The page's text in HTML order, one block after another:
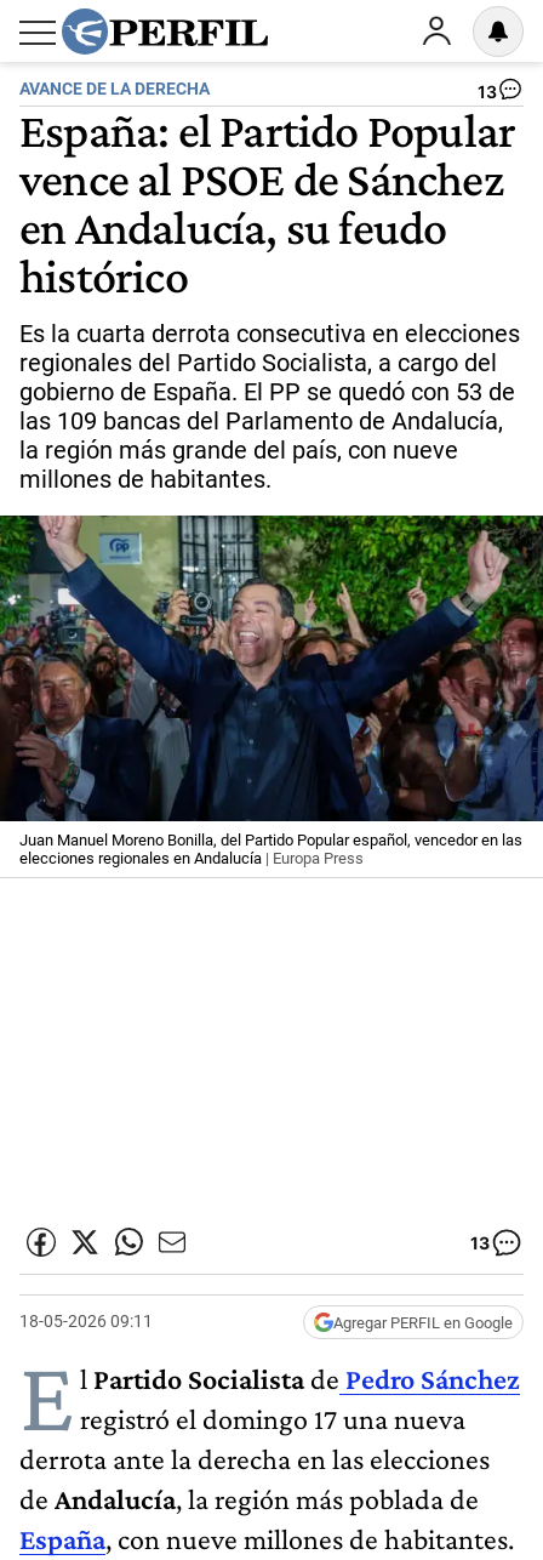
AVANCE DE LA DERECHA 13
España: el Partido Popular
vence al PSOE de Sánchez
en Andalucía, su feudo
histórico
Es la cuarta derrota consecutiva en elecciones
regionales del Partido Socialista, a cargo del
gobierno de España. El PP se quedó con 53 de
las 109 bancas del Parlamento de Andalucía,
la región más grande del país, con nueve
millones de habitantes.
Juan Manuel Moreno Bonilla, del Partido Popular español, vencedor en las
elecciones regionales en Andalucía | Europa Press
13
18-05-2026 09:11 Agregar PERFIL en Google
E l Partido Socialistade Pedro Sánchez
registró el domingo 17 una nueva
derrota ante la derecha en las elecciones
de Andalucía, la región más poblada de
España, con nueve millones de habitantes.